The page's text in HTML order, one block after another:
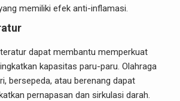
memiliki efek anti-inflamasi.
dapat membantu memperkuat
kapasitas paru-paru. Olahraga
bersepeda, atau berenang dapat
pernapasan dan sirkulasi darah.